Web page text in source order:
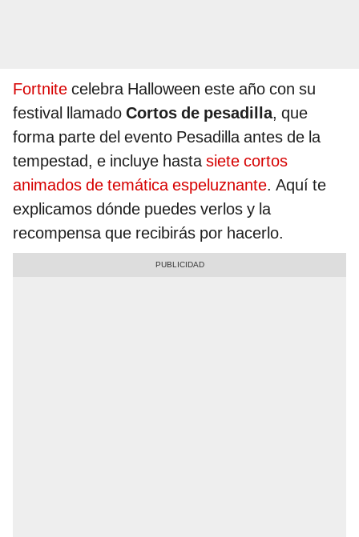
Fortnite celebra Halloween este año con su
festival llamado Cortos de pesadilla, que
forma parte del evento Pesadilla antes de la
tempestad, e incluye hastasiete cortos
animados de temática espeluznante. Aquí te
explicamos dónde puedes verlos y la
recompensa que recibirás por hacerlo.